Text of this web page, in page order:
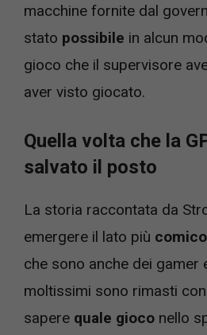
macchine fornite dal
stato possibile in alcun
gioco che il supervisore
aver visto giocato.
Quella volta che la
salvato il posto
La storia raccontata da
emergere il lato più comico
che sono anche dei gamer
moltissimi sono rimasti
sapere quale gioco nello